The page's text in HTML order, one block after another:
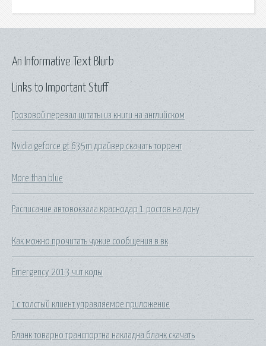
Links to Important Stuff
Грозовой перевал цитаты из книги на английском
Nvidia geforce gt 635m драйвер скачать торрент
More than blue
Расписание автовокзала краснодар 1 ростов на дону
Как можно прочитать чужие сообщения в вк
Emergency 2013 чит коды
1с толстый клиент управляемое приложение
Бланк товарно транспортна накладна бланк скачать
An Informative Text Blurb